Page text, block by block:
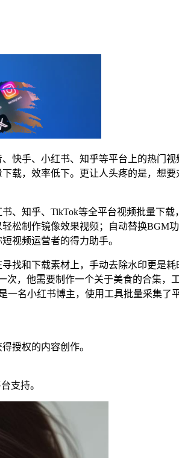
快手、小红书、知乎等平台上的热门
，效率低下。更让人头疼的是，想
、知乎、TikTok等全平台视频批量下
松制作镜像效果视频；自动替换BGM
视频运营者的得力助手。
找和下载素材上，手动去除水印更是
，他需要制作一个关于美食的合集，
名小红书博主，使用工具批量采集
授权的内容创作。
支持。